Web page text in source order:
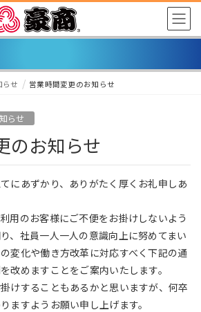
らせ 営業時間変更のお知らせ
らせ
のお知らせ
にあずかり、ありがたく厚くお礼申しあ
用のお客様にご不便をお掛けしないよう
、社員一人一人の意識向上に努めてまい
変化や働き方改革に対応すべく下記の通
改めますことをご案内いたします。
けすることもあるかと思いますが、何卒
ますようお願い申し上げます。